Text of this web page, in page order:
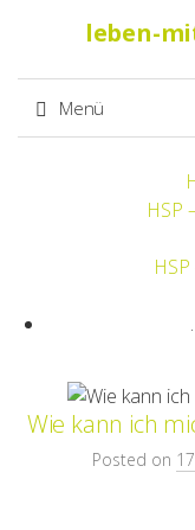
leben-
Menü
HSP
Wie kann ich
Posted on